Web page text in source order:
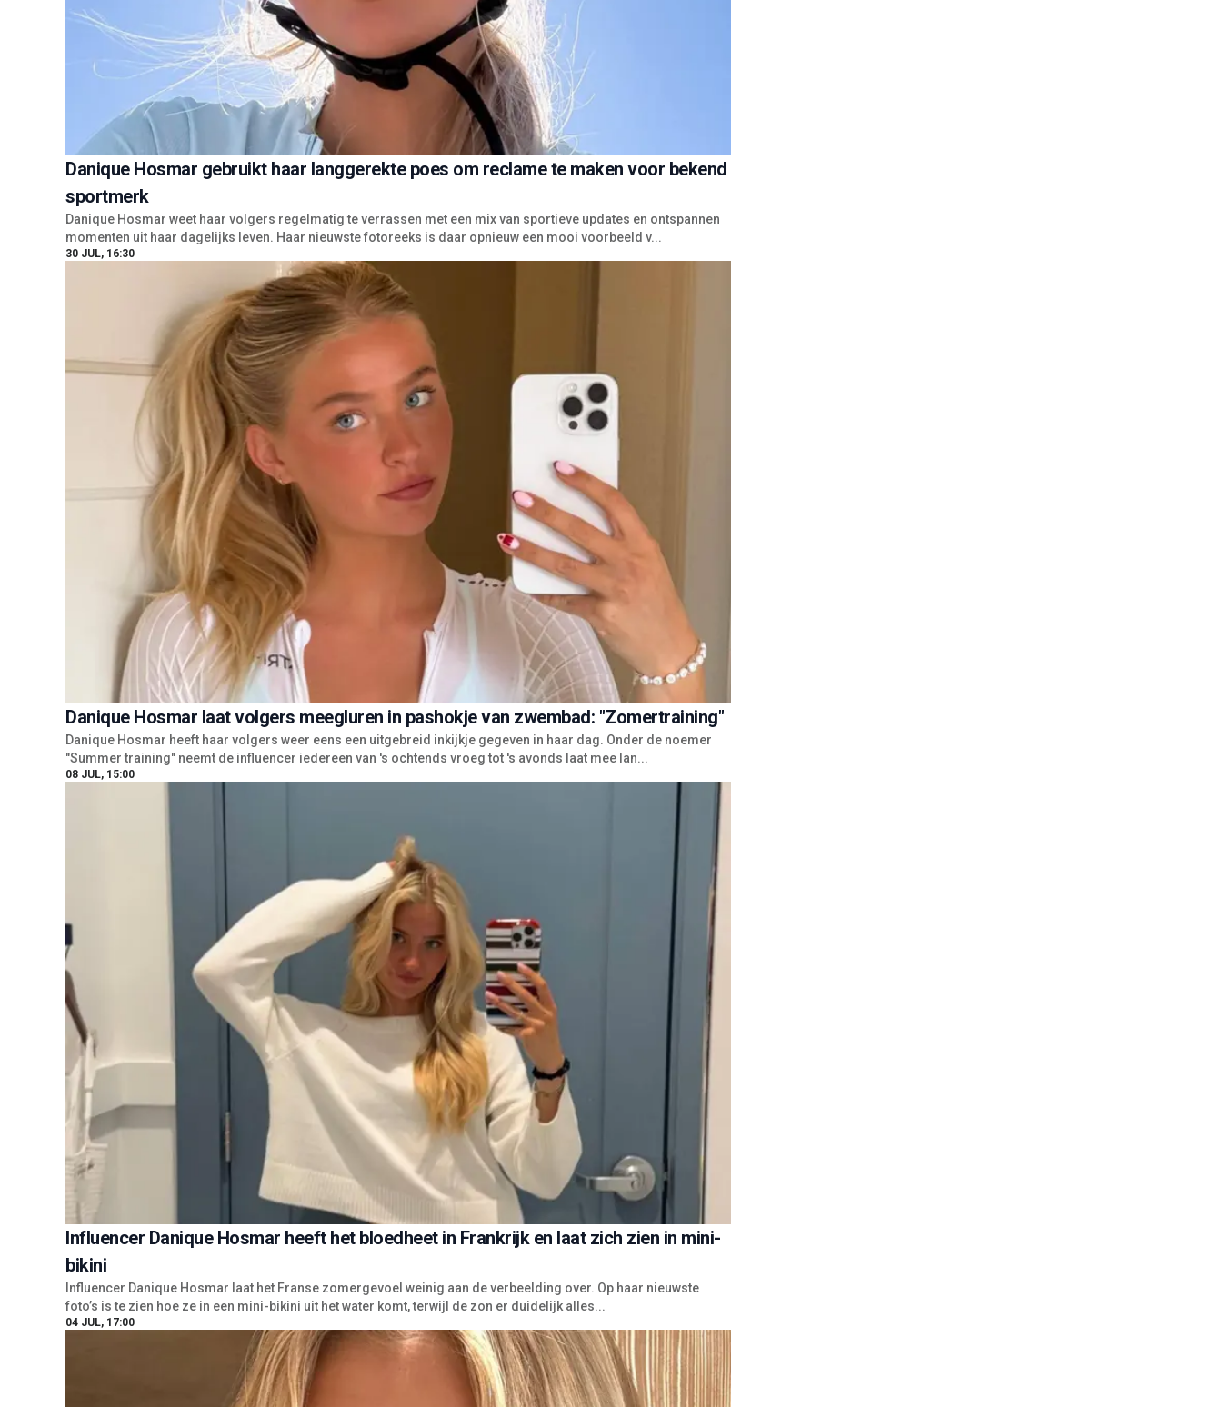
Danique Hosmar gebruikt haar langgerekte poes om reclame te maken voor bekend
sportmerk
Danique Hosmar weet haar volgers regelmatig te verrassen met een mix van sportieve updates en ontspannen
momenten uit haar dagelijks leven. Haar nieuwste fotoreeks is daar opnieuw een mooi voorbeeld v...
30 JUL, 16:30
Danique Hosmar laat volgers meegluren in pashokje van zwembad: "Zomertraining"
Danique Hosmar heeft haar volgers weer eens een uitgebreid inkijkje gegeven in haar dag. Onder de noemer
"Summer training" neemt de influencer iedereen van 's ochtends vroeg tot 's avonds laat mee lan...
08 JUL, 15:00
Influencer Danique Hosmar heeft het bloedheet in Frankrijk en laat zich zien in mini-
bikini
Influencer Danique Hosmar laat het Franse zomergevoel weinig aan de verbeelding over. Op haar nieuwste
foto’s is te zien hoe ze in een mini-bikini uit het water komt, terwijl de zon er duidelijk alles...
04 JUL, 17:00